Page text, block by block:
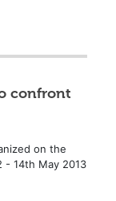
confront
on the
- 14th May 2013